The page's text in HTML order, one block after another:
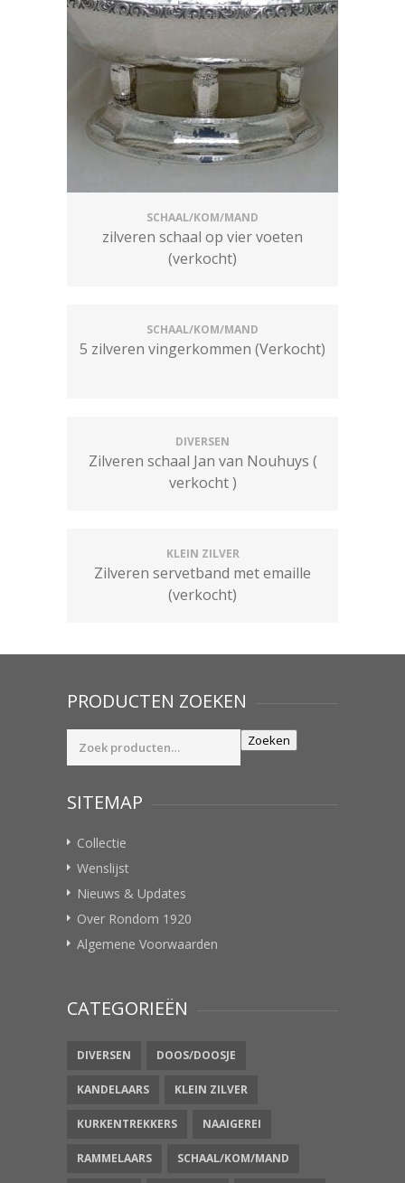
SCHAAL/KOM/MAND
zilveren schaal op vier voeten
(verkocht)
SCHAAL/KOM/MAND
5 zilveren vingerkommen (Verkocht)
DIVERSEN
Zilveren schaal Jan van Nouhuys (
verkocht )
KLEIN ZILVER
Zilveren servetband met emaille
(verkocht)
PRODUCTEN ZOEKEN
Zoeken
Zoeken
SITEMAP
Collectie
Wenslijst
Nieuws & Updates
Over Rondom 1920
Algemene Voorwaarden
CATEGORIEËN
DIVERSEN DOOS/DOOSJE
KANDELAARS KLEIN ZILVER
KURKENTREKKERS NAAIGEREI
RAMMELAARS SCHAAL/KOM/MAND